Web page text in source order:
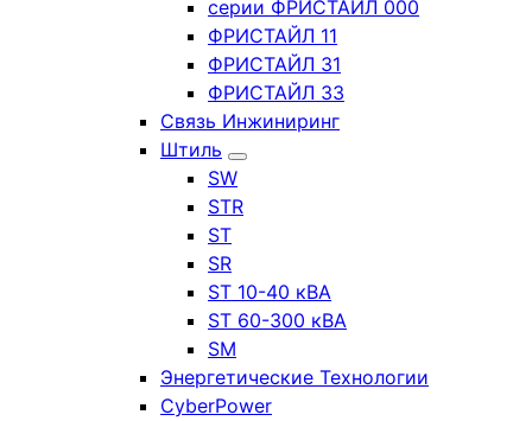
серии ФРИСТАЙЛ 000
ФРИСТАЙЛ 11
ФРИСТАЙЛ 31
ФРИСТАЙЛ 33
Связь Инжиниринг
Штиль
SW
STR
ST
SR
ST 10-40 кВА
ST 60-300 кВА
SM
Энергетические Технологии
CyberPower